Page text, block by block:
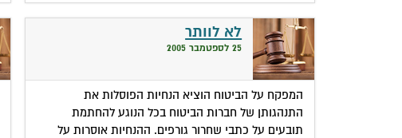
לא לוותר
25 לספטמבר 2005
המפקח על הביטוח הוציא הנחיות הפוסלות את
התנהגותן של חברות הביטוח בכל הנוגע להחתמת
תובעים על כתבי שחרור גורפים. ההנחיות אוסרות על